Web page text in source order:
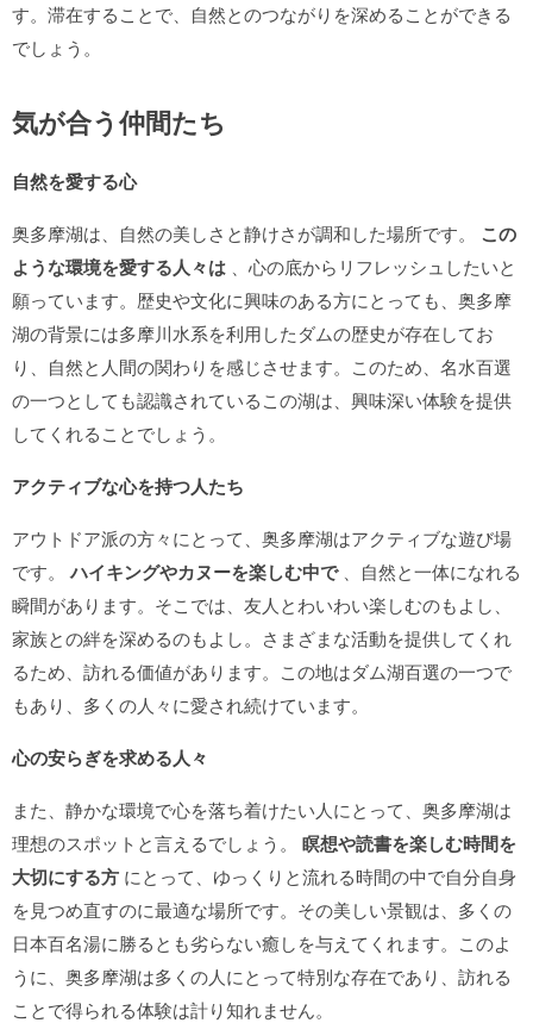
す。滞在することで、自然とのつながりを深めることができる
でしょう。
気が合う仲間たち
自然を愛する心
奥多摩湖は、自然の美しさと静けさが調和した場所です。 この
ような環境を愛する人々は 、心の底からリフレッシュしたいと
願っています。歴史や文化に興味のある方にとっても、奥多摩
湖の背景には多摩川水系を利用したダムの歴史が存在してお
り、自然と人間の関わりを感じさせます。このため、名水百選
の一つとしても認識されているこの湖は、興味深い体験を提供
してくれることでしょう。
アクティブな心を持つ人たち
アウトドア派の方々にとって、奥多摩湖はアクティブな遊び場
です。ハイキングやカヌーを楽しむ中で、自然と一体になれる
瞬間があります。そこでは、友人とわいわい楽しむのもよし、
家族との絆を深めるのもよし。さまざまな活動を提供してくれ
るため、訪れる価値があります。この地はダム湖百選の一つで
もあり、多くの人々に愛され続けています。
心の安らぎを求める人々
また、静かな環境で心を落ち着けたい人にとって、奥多摩湖は
理想のスポットと言えるでしょう。 瞑想や読書を楽しむ時間を
大切にする方 にとって、ゆっくりと流れる時間の中で自分自身
を見つめ直すのに最適な場所です。その美しい景観は、多くの
日本百名湯に勝るとも劣らない癒しを与えてくれます。このよ
うに、奥多摩湖は多くの人にとって特別な存在であり、訪れる
ことで得られる体験は計り知れません。